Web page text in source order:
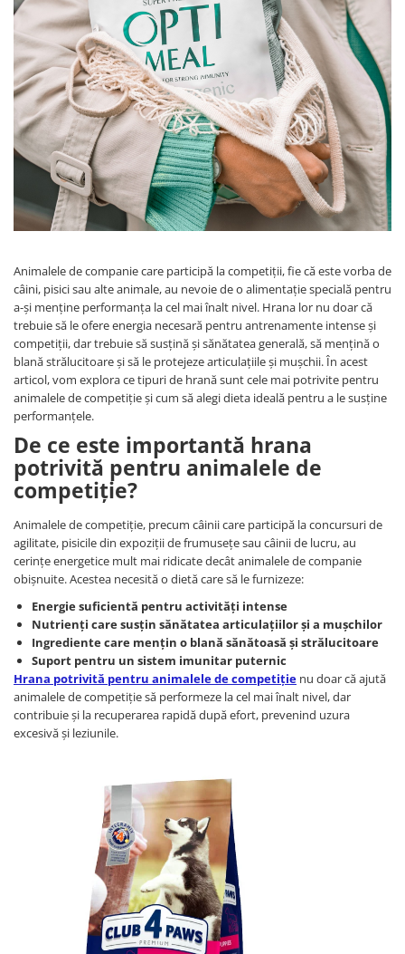
Animalele de companie care participă la competiții, fie că este vorba de
câini, pisici sau alte animale, au nevoie de o alimentație specială pentru
a-și menține performanța la cel mai înalt nivel. Hrana lor nu doar că
trebuie să le ofere energia necesară pentru antrenamente intense și
competiții, dar trebuie să susțină și sănătatea generală, să mențină o
blană strălucitoare și să le protejeze articulațiile și mușchii. În acest
articol, vom explora ce tipuri de hrană sunt cele mai potrivite pentru
animalele de competiție și cum să alegi dieta ideală pentru a le susține
performanțele.
De ce este importantă hrana
potrivită pentru animalele de
competiție?
Animalele de competiție, precum câinii care participă la concursuri de
agilitate, pisicile din expoziții de frumusețe sau câinii de lucru, au
cerințe energetice mult mai ridicate decât animalele de companie
obișnuite. Acestea necesită o dietă care să le furnizeze:
Energie suficientă pentru activități intense
Nutrienți care susțin sănătatea articulațiilor și a mușchilor
Ingrediente care mențin o blană sănătoasă și strălucitoare
Suport pentru un sistem imunitar puternic
Hrana potrivită pentru animalele de competiție nu doar că ajută
animalele de competiție să performeze la cel mai înalt nivel, dar
contribuie și la recuperarea rapidă după efort, prevenind uzura
excesivă și leziunile.